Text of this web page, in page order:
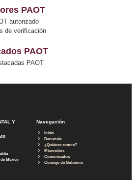
PAOT
autorizado
de verificación
PAOT
PAOT
Y
México
Navegación
Inicio
Denuncia
¿Quiénes somos?
Micrositios
Comunicados
Consejo de Gobierno